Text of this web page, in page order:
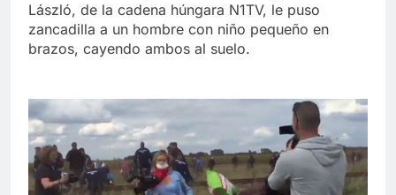
László, de la cadena húngara N1TV, le puso
zancadilla a un hombre con niño pequeño en
brazos, cayendo ambos al suelo.